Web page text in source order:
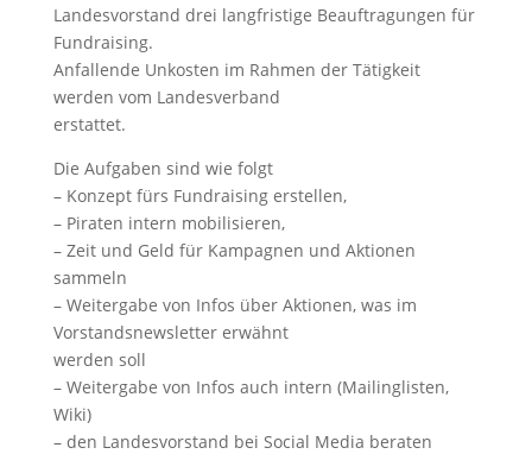
Landesvorstand drei langfristige Beauftragungen für
Fundraising.
Anfallende Unkosten im Rahmen der Tätigkeit
werden vom Landesverband
erstattet.
Die Aufgaben sind wie folgt
– Konzept fürs Fundraising erstellen,
– Piraten intern mobilisieren,
– Zeit und Geld für Kampagnen und Aktionen
sammeln
– Weitergabe von Infos über Aktionen, was im
Vorstandsnewsletter erwähnt
werden soll
– Weitergabe von Infos auch intern (Mailinglisten,
Wiki)
– den Landesvorstand bei Social Media beraten